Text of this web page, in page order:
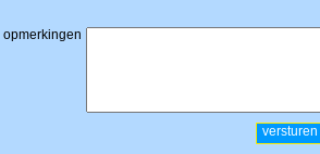
opmerkingen